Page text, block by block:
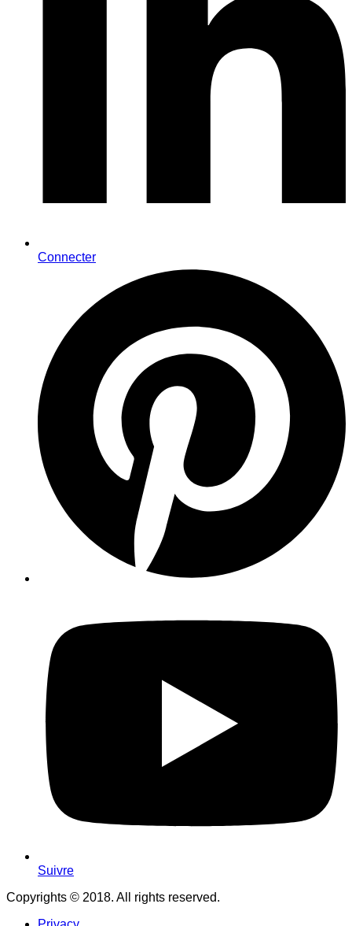
Connecter
Suivre
Copyrights © 2018. All rights reserved.